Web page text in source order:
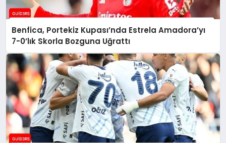
Benfica, Portekiz Kupası’nda Estrela Amadora’yı
7-0’lık Skorla Bozguna Uğrattı